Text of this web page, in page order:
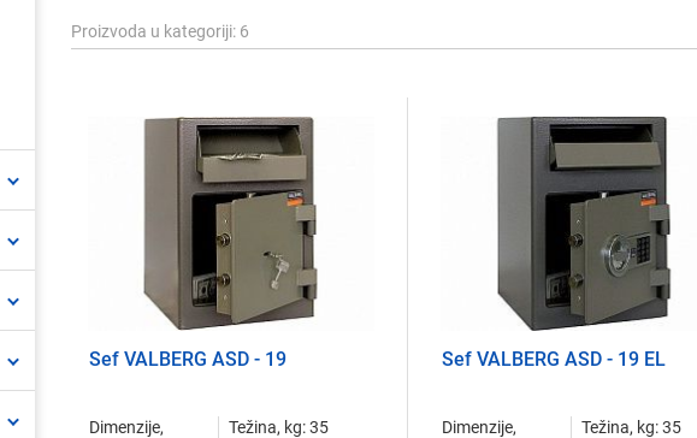
Proizvoda u kategoriji: 6
Sef VALBERG ASD - 19
Dimenzije,
Težina, kg: 35
Sef VALBERG ASD - 19 EL
Dimenzije,
Težina, kg: 35